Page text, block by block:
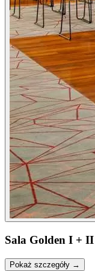
Sala Golden I + II
Pokaż szczegóły →